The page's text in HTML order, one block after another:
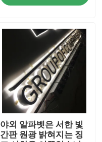
야외 알파벳은 서한 빛
간판 원광 밝혀지는 징